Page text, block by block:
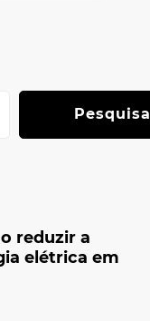
reduzir a
elétrica em